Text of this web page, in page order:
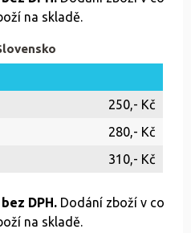
na skladě.
250,- Kč
280,- Kč
310,- Kč
DPH. Dodání zboží v co
na skladě.